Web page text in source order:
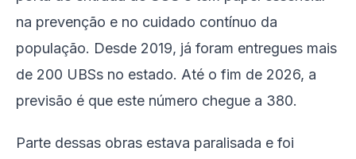
na prevenção e no cuidado contínuo da
população. Desde 2019, já foram entregues mais
de 200 UBSs no estado. Até o fim de 2026, a
previsão é que este número chegue a 380.
Parte dessas obras estava paralisada e foi